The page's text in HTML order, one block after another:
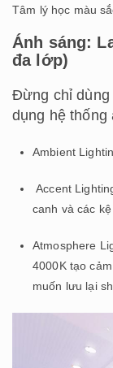
Tâm lý học màu
Ánh sáng:
đa lớp)
Đừng chỉ dùng
dụng hệ thống
Ambient
Accent
canh và các
Atmosphere
4000K tạo
muốn lưu lại